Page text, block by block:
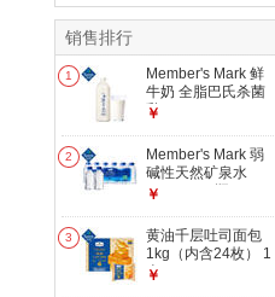
销售排行
1
Member's Mark 鲜
牛奶 全脂巴氏杀菌
乳 2L 2L
￥
2
Member's Mark 弱
碱性天然矿泉水
300mL*24瓶
￥
3
黄油千层吐司面包
1kg（内含24枚） 1
盒
￥